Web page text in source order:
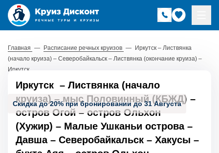
Главная — Расписание речных круизов — Иркутск – Листвянка
(начало круиза) – Северобайкальск – Листвянка (окончание круиза) –
Иркутск
Скидка до 20% при бронировании до 31 Августа
Иркутск – Листвянка (начало
круиза)–мыс Половинный (КБЖД) –
остров Огой – остров Ольхон
(Хужир) – Малые Ушканьи острова–
Давша– Северобайкальск – Хакусы –